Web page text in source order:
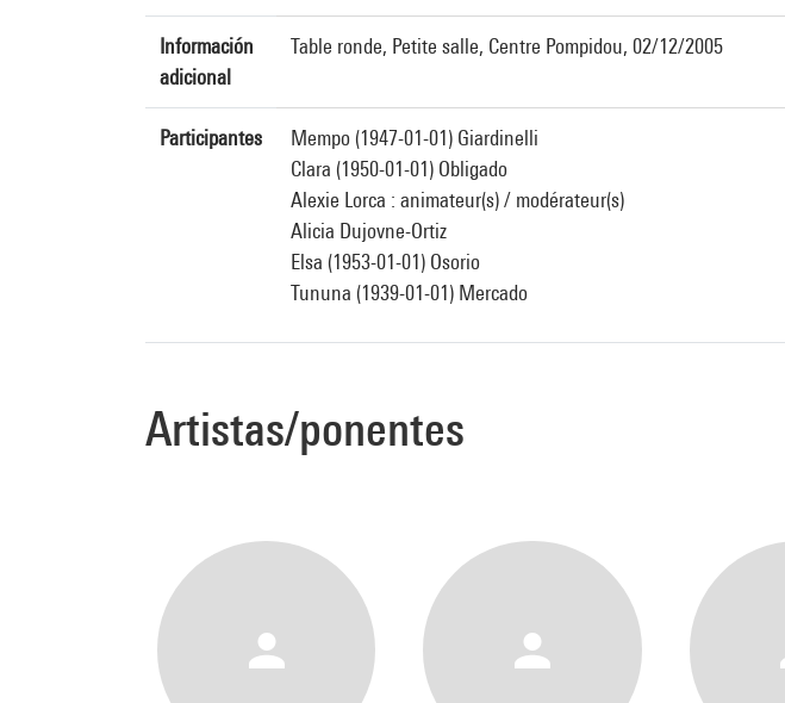
Información
adicional
Table ronde, Petite salle, Centre Pompidou, 02/12/2005
Participantes
Mempo (1947-01-01) Giardinelli
Clara (1950-01-01) Obligado
Alexie Lorca : animateur(s) / modérateur(s)
Alicia Dujovne-Ortiz
Elsa (1953-01-01) Osorio
Tununa (1939-01-01) Mercado
Artistas/ponentes